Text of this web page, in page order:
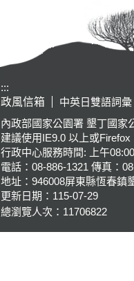
:::
政風信箱
中英日雙語詞彙
內政部國家公園署 墾丁國家
建議使用IE9.0 以上或
行政中心服務時間: 上午
電話：08-886-1321 傳真：
地址：946008屏東縣恆春鎮
更新日期： 115-07-29
總瀏覽人次： 11706822